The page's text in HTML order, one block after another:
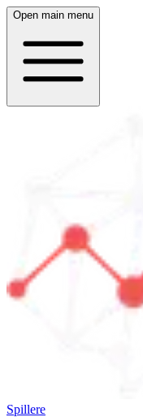
Open main menu
Spillere